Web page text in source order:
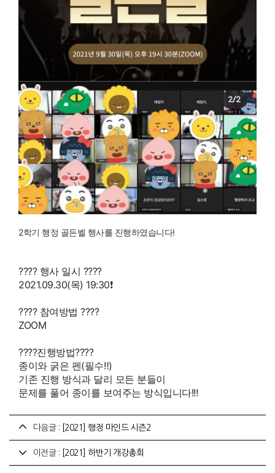
2학기 행정 골든벨 행사를 진행하였습니다!
???? 행사 일시 ????
2021.09.30(목) 19:30❗️
???? 참여방법 ????
ZOOM
????진행방법????
종이와 굵은 펜(필수‼️)
기존 진행 방식과 달리 모든 분들이
문제를 풀어 종이를 보여주는 방식입니다!!!
다음글 : [2021] 행정 마인드 시즌2
이전글 : [2021] 하반기 개강총회